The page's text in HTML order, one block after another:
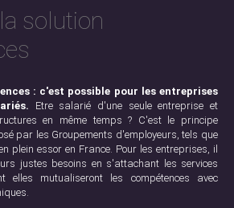
solution
: c'est possible pour les entreprises
Etre salarié d'une seule entreprise et
en même temps ? C'est le principe
par les Groupements d'employeurs, tels que
plein essor en France. Pour les entreprises, il
justes besoins en s'attachant les services
elles mutualiseront les compétences avec